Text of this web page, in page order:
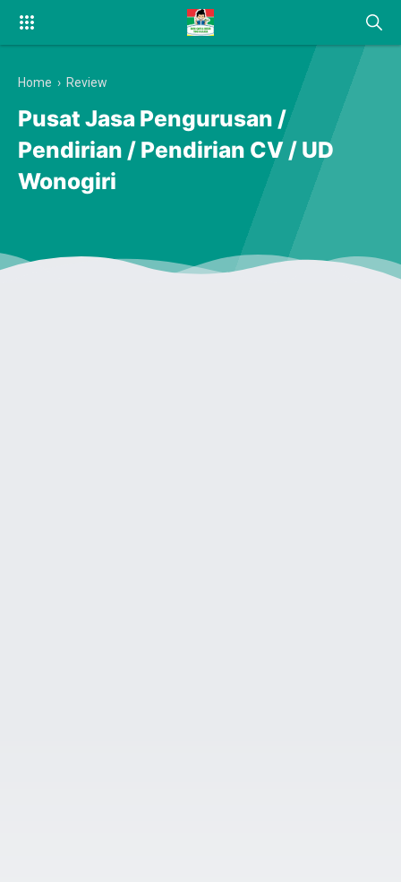
Home › Review
Pusat Jasa Pengurusan /
Pendirian / Pendirian CV / UD
Wonogiri